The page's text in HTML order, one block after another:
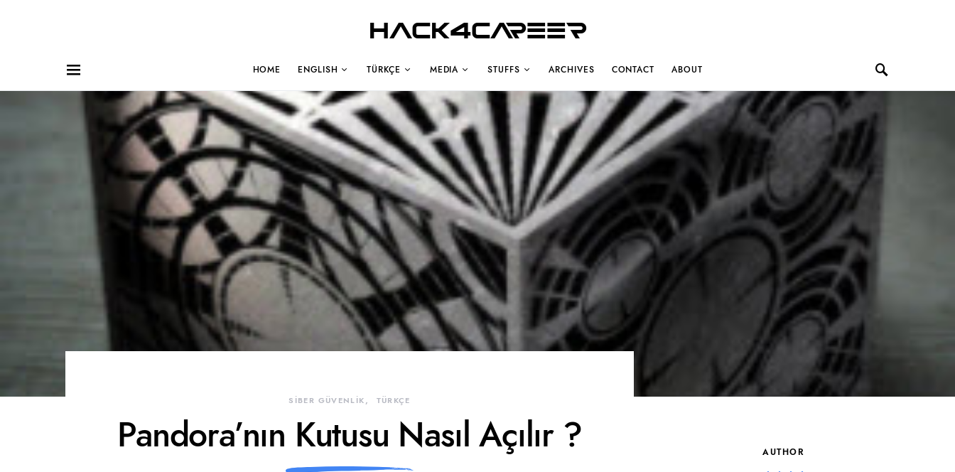
Hack4Career
HOME ENGLISH TÜRKÇE MEDIA STUFFS ARCHIVES CONTACT ABOUT
SİBER GÜVENLİK TÜRKÇE
Pandora’nın Kutusu Nasıl Açılır ? AUTHOR